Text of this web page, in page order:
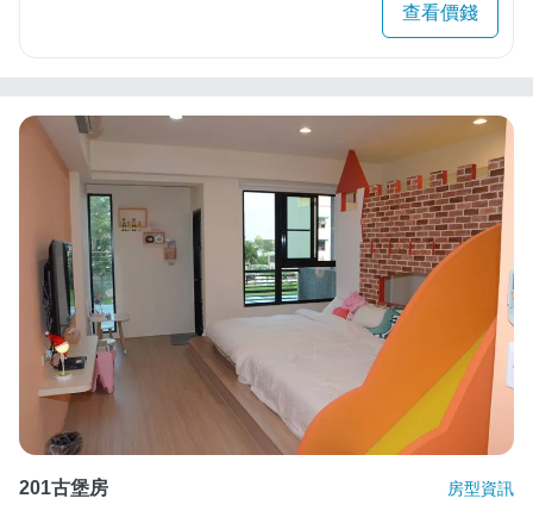
查看價錢
201古堡房 房型資訊